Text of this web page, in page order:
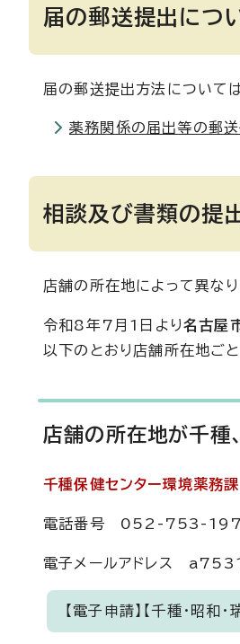
届の郵送提出につ
届の郵送提出方法について
薬務関係の届出等の郵送
相談及び書類の提
店舗の所在地によって異なり
令和8年7月1日より名古屋
以下のとおり店舗所在地ご
店舗の所在地が千種
千種保健センター環境薬務課
電話番号 052-753-
電子メールアドレス
【電子申請】【千種・昭和